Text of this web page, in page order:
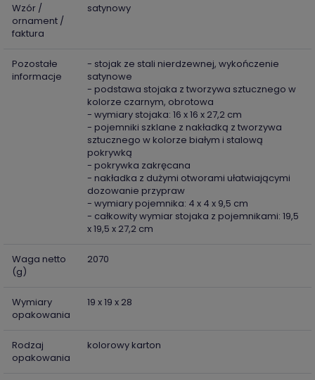
Wzór /
ornament /
faktura
satynowy
Pozostałe
informacje
- stojak ze stali nierdzewnej, wykończenie
satynowe
- podstawa stojaka z tworzywa sztucznego w
kolorze czarnym, obrotowa
- wymiary stojaka: 16 x 16 x 27,2 cm
- pojemniki szklane z nakładką z tworzywa
sztucznego w kolorze białym i stalową
pokrywką
- pokrywka zakręcana
- nakładka z dużymi otworami ułatwiającymi
dozowanie przypraw
- wymiary pojemnika: 4 x 4 x 9,5 cm
- całkowity wymiar stojaka z pojemnikami: 19,5
x 19,5 x 27,2 cm
Waga netto
(g)
2070
Wymiary
opakowania
19 x 19 x 28
Rodzaj
opakowania
kolorowy karton